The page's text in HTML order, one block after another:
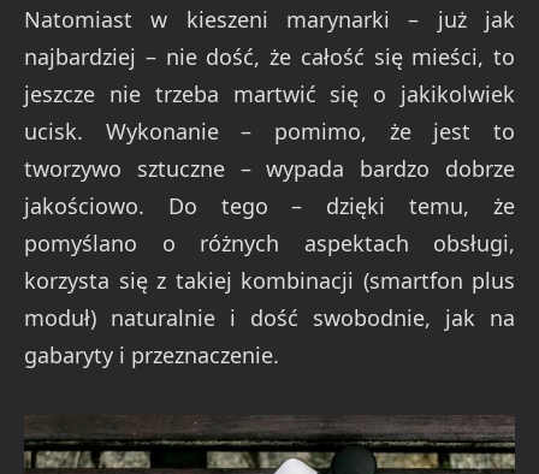
Natomiast w kieszeni marynarki – już jak
najbardziej – nie dość, że całość się mieści, to
jeszcze nie trzeba martwić się o jakikolwiek
ucisk. Wykonanie – pomimo, że jest to
tworzywo sztuczne – wypada bardzo dobrze
jakościowo. Do tego – dzięki temu, że
pomyślano o różnych aspektach obsługi,
korzysta się z takiej kombinacji (smartfon plus
moduł) naturalnie i dość swobodnie, jak na
gabaryty i przeznaczenie.